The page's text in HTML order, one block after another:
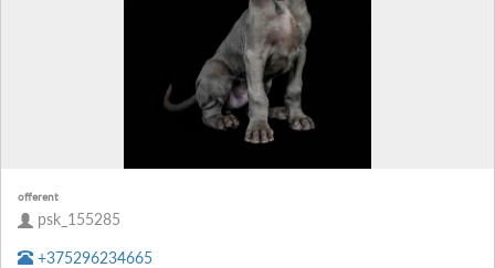
offerent
psk_155285
+375296234665